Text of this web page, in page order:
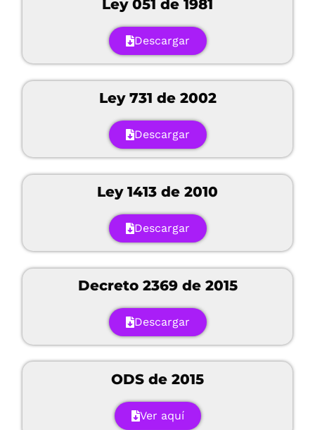
Ley 051 de 1981
Descargar
Ley 731 de 2002
Descargar
Ley 1413 de 2010
Descargar
Decreto 2369 de 2015
Descargar
ODS de 2015
Ver aquí